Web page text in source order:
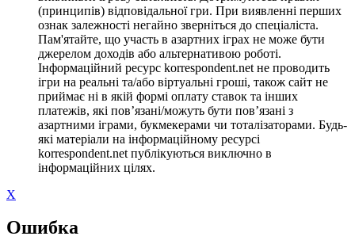
(принципів) відповідальної гри. При виявленні перших
ознак залежності негайно зверніться до спеціаліста.
Пам'ятайте, що участь в азартних іграх не може бути
джерелом доходів або альтернативою роботі.
Інформаційний ресурс korrespondent.net не проводить
ігри на реальні та/або віртуальні гроші, також сайт не
приймає ні в якій формі оплату ставок та інших
платежів, які пов’язані/можуть бути пов’язані з
азартними іграми, букмекерами чи тоталізаторами. Будь-
які матеріали на інформаційному ресурсі
korrespondent.net публікуються виключно в
інформаційних цілях.
X
Ошибка